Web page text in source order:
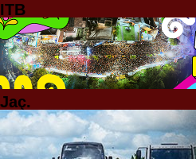
ITB
Jaç.